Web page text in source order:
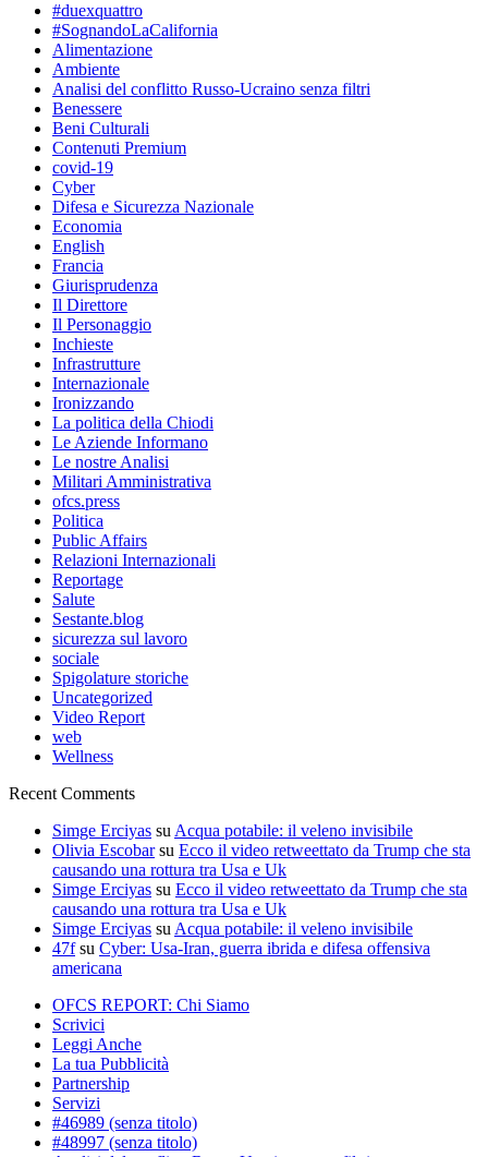
#duexquattro
#SognandoLaCalifornia
Alimentazione
Ambiente
Analisi del conflitto Russo-Ucraino senza filtri
Benessere
Beni Culturali
Contenuti Premium
covid-19
Cyber
Difesa e Sicurezza Nazionale
Economia
English
Francia
Giurisprudenza
Il Direttore
Il Personaggio
Inchieste
Infrastrutture
Internazionale
Ironizzando
La politica della Chiodi
Le Aziende Informano
Le nostre Analisi
Militari Amministrativa
ofcs.press
Politica
Public Affairs
Relazioni Internazionali
Reportage
Salute
Sestante.blog
sicurezza sul lavoro
sociale
Spigolature storiche
Uncategorized
Video Report
web
Wellness
Recent Comments
Simge Erciyas su Acqua potabile: il veleno invisibile
Olivia Escobarsu Ecco il video retweettato da Trump che sta
causando una rottura tra Usa e Uk
Simge Erciyas su Ecco il video retweettato da Trump che sta
causando una rottura tra Usa e Uk
Simge Erciyas su Acqua potabile: il veleno invisibile
47fsu Cyber: Usa-Iran, guerra ibrida e difesa offensiva
americana
OFCS REPORT: Chi Siamo
Scrivici
Leggi Anche
La tua Pubblicità
Partnership
Servizi
#46989 (senza titolo)
#48997 (senza titolo)